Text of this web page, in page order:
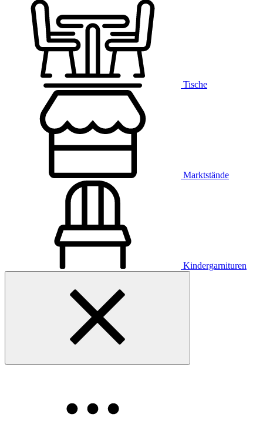
Tische
Marktstände
Kindergarnituren